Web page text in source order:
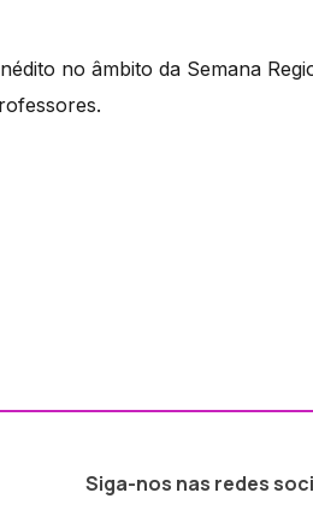
no âmbito da Semana
Siga-nos nas redes